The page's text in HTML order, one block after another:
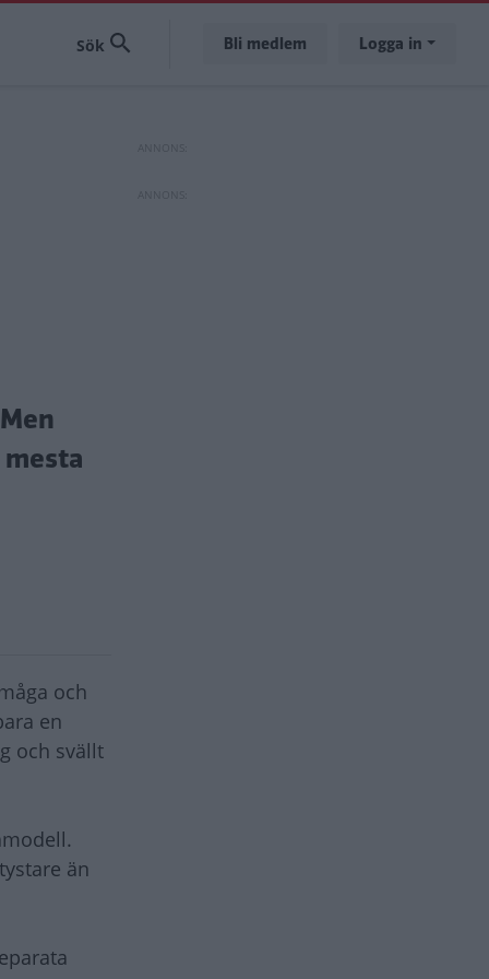
Bli medlem Logga in
och
en
och svällt
än